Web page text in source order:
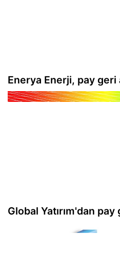
Enerya Enerji, pay geri
Global Yatırım'dan pay